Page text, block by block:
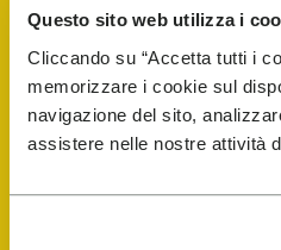
Questo sito web utilizza i
Cliccando su “Accetta tutti i
memorizzare i cookie sul
navigazione del sito,
assistere nelle nostre attività
Shop
Shoe Repair